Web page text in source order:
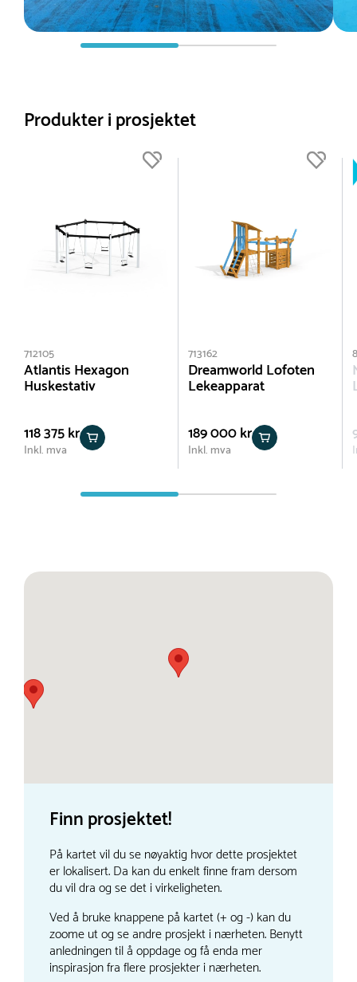
Produkter i prosjektet
712105
Atlantis Hexagon
Huskestativ
118 375 kr
Inkl. mva
713162
Dreamworld Lofoten
Lekeapparat
189 000 kr
Inkl. mva
Finn prosjektet!
På kartet vil du se nøyaktig hvor dette prosjektet
er lokalisert. Da kan du enkelt finne fram dersom
du vil dra og se det i virkeligheten.
Ved å bruke knappene på kartet (+ og -) kan du
zoome ut og se andre prosjekt i nærheten. Benytt
anledningen til å oppdage og få enda mer
inspirasjon fra flere prosjekter i nærheten.